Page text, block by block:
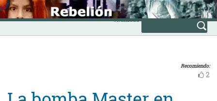
Skip
to
content
INICIO
Avanzada
Recomiendo:
2